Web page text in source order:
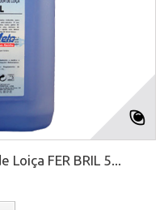
FER BRIL 5...